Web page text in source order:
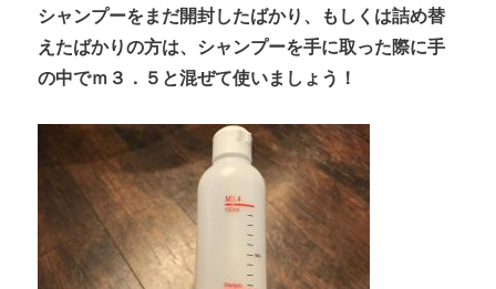
シャンプーをまだ開封したばかり、もしくは詰め替
えたばかりの方は、シャンプーを手に取った際に手
の中でｍ３．５と混ぜて使いましょう！